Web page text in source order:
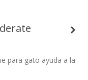
para gato ayuda a la